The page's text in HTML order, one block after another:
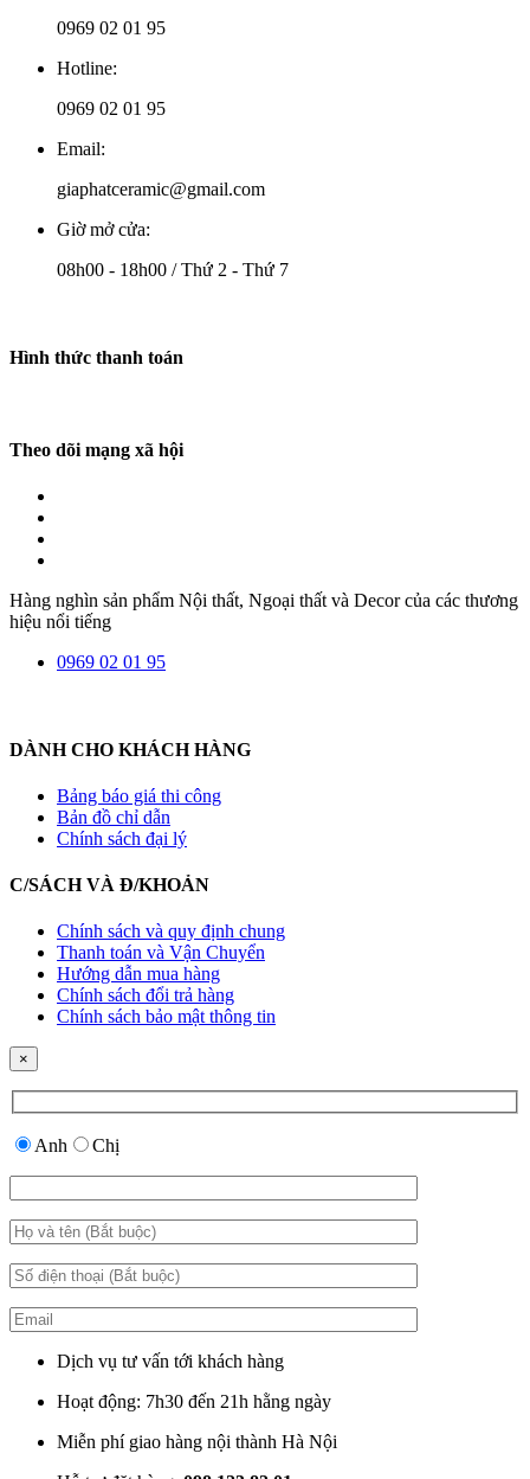
0969 02 01 95
Hotline:
0969 02 01 95
Email:
giaphatceramic@gmail.com
Giờ mở cửa:
08h00 - 18h00 / Thứ 2 - Thứ 7
Hình thức thanh toán
Theo dõi mạng xã hội
Hàng nghìn sản phẩm Nội thất, Ngoại thất và Decor của các thương
hiệu nổi tiếng
0969 02 01 95
DÀNH CHO KHÁCH HÀNG
Bảng báo giá thi công
Bản đồ chỉ dẫn
Chính sách đại lý
C/SÁCH VÀ Đ/KHOẢN
Chính sách và quy định chung
Thanh toán và Vận Chuyển
Hướng dẫn mua hàng
Chính sách đổi trả hàng
Chính sách bảo mật thông tin
×
Anh Chị
Dịch vụ tư vấn tới khách hàng
Hoạt động: 7h30 đến 21h hằng ngày
Miễn phí giao hàng nội thành Hà Nội